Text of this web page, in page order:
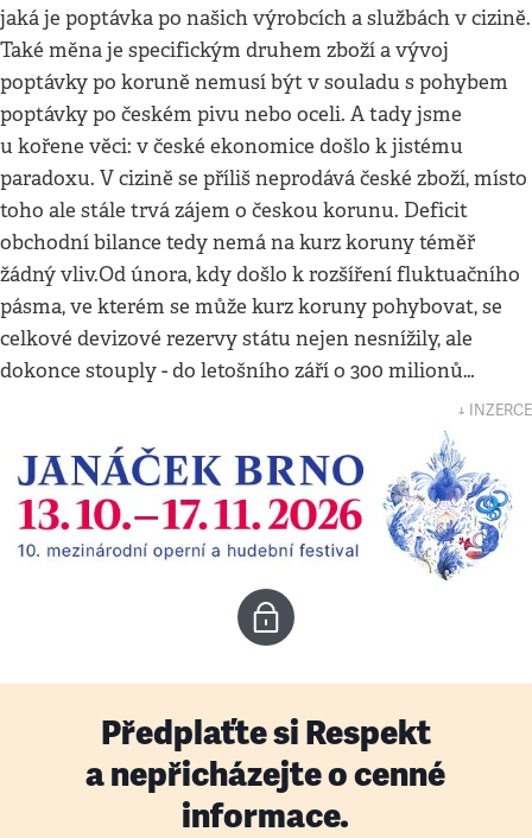
jaká je poptávka po našich výrobcích a službách v cizině.
Také měna je specifickým druhem zboží a vývoj
poptávky po koruně nemusí být v souladu s pohybem
poptávky po českém pivu nebo oceli. A tady jsme
u kořene věci: v české ekonomice došlo k jistému
paradoxu. V cizině se příliš neprodává české zboží, místo
toho ale stále trvá zájem o českou korunu. Deficit
obchodní bilance tedy nemá na kurz koruny téměř
žádný vliv.Od února, kdy došlo k rozšíření fluktuačního
pásma, ve kterém se může kurz koruny pohybovat, se
celkové devizové rezervy státu nejen nesnížily, ale
dokonce stouply - do letošního září o 300 milionů…
↓ INZERCE
Předplaťte si Respekt
a nepřicházejte o cenné
informace.